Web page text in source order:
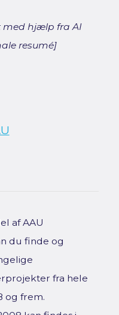
med hjælp fra AI
resumé]
af AAU
du finde og
fra hele
og frem.